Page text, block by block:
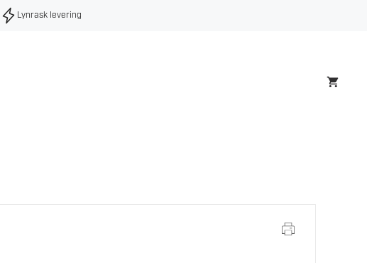
Lynrask levering